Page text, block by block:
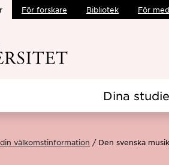
För forskare Bibliotek För
Dina
välkomstinformation Den svenska